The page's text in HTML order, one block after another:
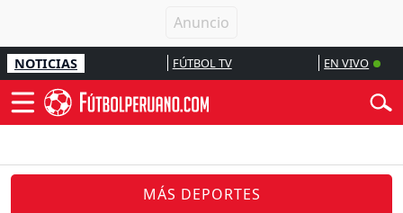
NOTICIAS FÚTBOL TV EN VIVO
MÁS DEPORTES